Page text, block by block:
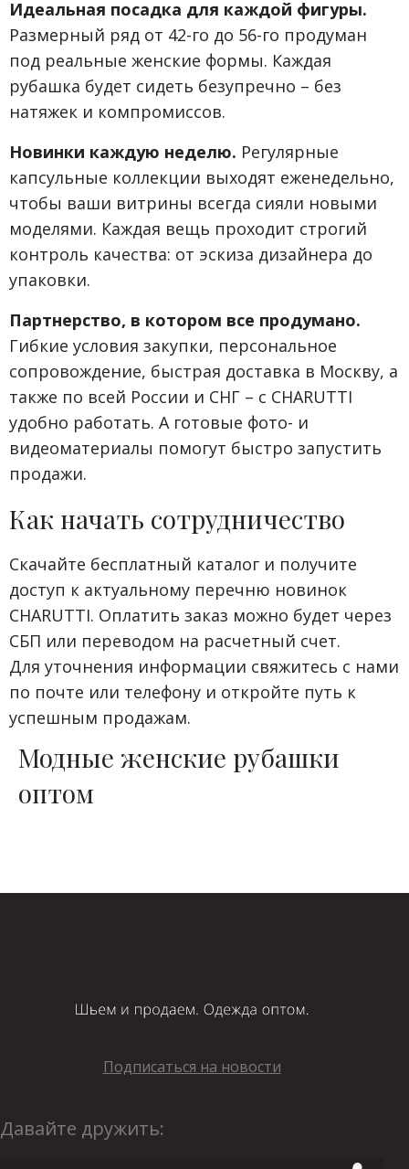
Идеальная посадка для каждой фигуры.
Размерный ряд от 42-го до 56-го продуман
под реальные женские формы. Каждая
рубашка будет сидеть безупречно – без
натяжек и компромиссов.
Новинки каждую неделю. Регулярные
капсульные коллекции выходят еженедельно,
чтобы ваши витрины всегда сияли новыми
моделями. Каждая вещь проходит строгий
контроль качества: от эскиза дизайнера до
упаковки.
Партнерство, в котором все продумано.
Гибкие условия закупки, персональное
сопровождение, быстрая доставка в Москву, а
также по всей России и СНГ – с CHARUTTI
удобно работать. А готовые фото- и
видеоматериалы помогут быстро запустить
продажи.
Как начать сотрудничество
Скачайте бесплатный каталог и получите
доступ к актуальному перечню новинок
CHARUTTI. Оплатить заказ можно будет через
СБП или переводом на расчетный счет.
Для уточнения информации свяжитесь с нами
по почте или телефону и откройте путь к
успешным продажам.
Модные женские рубашки
оптом
Подписаться на новости
Давайте дружить: